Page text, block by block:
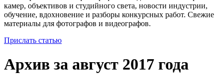
камер, объективов и студийного света, новости индустрии,
обучение, вдохновение и разборы конкурсных работ. Свежие
материалы для фотографов и видеографов.
Прислать статью
Архив за август 2017 года